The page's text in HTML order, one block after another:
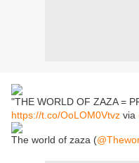
"THE WORLD OF ZAZA =
https://t.co/OoLOM0Vtvz via
The world of zaza (